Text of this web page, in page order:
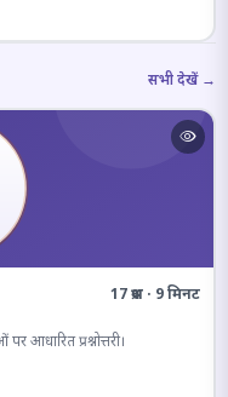
सभी देखें →
17 प्रश्न · 9 मिनट
आधारित प्रश्नोत्तरी।